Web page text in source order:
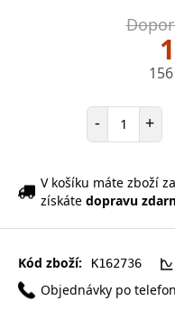
- Počet+
V košíku máte zboží za
získáte dopravu
Kód zboží: K162736
Objednávky po